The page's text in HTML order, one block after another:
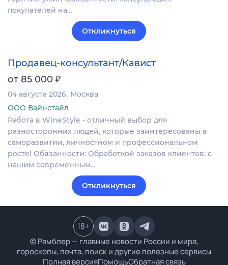
покупателей на…
Откликнуться
Продавец-консультант/Кавист
от 85 000 ₽
04 августа 2026 Москва
ООО Вайнстайл
Работа в WineStyle - отличный выбор для
разносторонних людей, которые заинтересованы в
саморазвитии, личностном и профессиональном
росте! Обязанности: Обработкой заказов клиентов: с
нашим современным…
Откликнуться
© Рамблер — главные новости России и мира,
гороскопы, почта, поиск и другие полезные сервисы
Полная версияПомощьОбратная связь
18+